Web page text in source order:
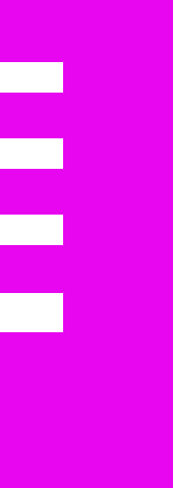
ローデンツ東京に
のコピー